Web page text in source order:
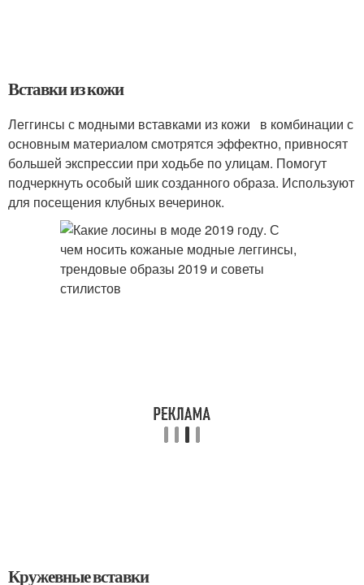
Вставки из кожи
Леггинсы с модными вставками из кожи в комбинации с
основным материалом смотрятся эффектно, привносят
большей экспрессии при ходьбе по улицам. Помогут
подчеркнуть особый шик созданного образа. Используют
для посещения клубных вечеринок.
Кружевные вставки